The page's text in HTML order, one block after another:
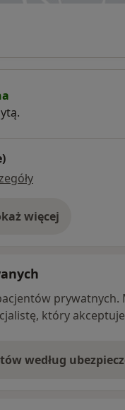
więcej
o adresie
prywatnych.
który
według